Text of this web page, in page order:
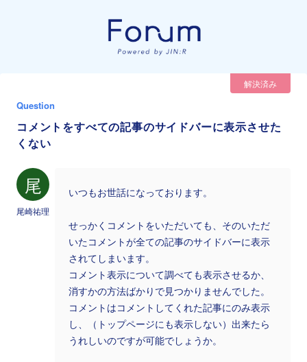
解決済み
Question
コメントをすべての記事のサイドバーに表示させた
くない
尾
尾崎祐理
いつもお世話になっております。
せっかくコメントをいただいても、そのいただ
いたコメントが全ての記事のサイドバーに表示
されてしまいます。
コメント表示について調べても表示させるか、
消すかの方法ばかりで見つかりませんでした。
コメントはコメントしてくれた記事にのみ表示
し、（トップページにも表示しない）出来たら
うれしいのですが可能でしょうか。